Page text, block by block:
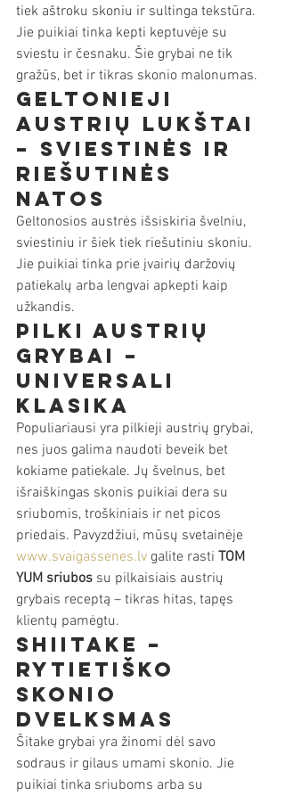
tiek aštroku skoniu ir sultinga tekstūra.
Jie puikiai tinka kepti keptuvėje su
sviestu ir česnaku. Šie grybai ne tik
gražūs, bet ir tikras skonio malonumas.
Geltonieji
austrių lukštai
– sviestinės ir
riešutinės
natos
Geltonosios austrės išsiskiria švelniu,
sviestiniu ir šiek tiek riešutiniu skoniu.
Jie puikiai tinka prie įvairių daržovių
patiekalų arba lengvai apkepti kaip
užkandis.
Pilki austrių
grybai –
universali
klasika
Populiariausi yra pilkieji austrių grybai,
nes juos galima naudoti beveik bet
kokiame patiekale. Jų švelnus, bet
išraiškingas skonis puikiai dera su
sriubomis, troškiniais ir net picos
priedais. Pavyzdžiui, mūsų svetainėje
www.svaigassenes.lv galite rasti TOM
YUM sriubos su pilkaisiais austrių
grybais receptą – tikras hitas, tapęs
klientų pamėgtu.
Shiitake –
rytietiško
skonio
dvelksmas
Šitake grybai yra žinomi dėl savo
sodraus ir gilaus umami skonio. Jie
puikiai tinka sriuboms arba su